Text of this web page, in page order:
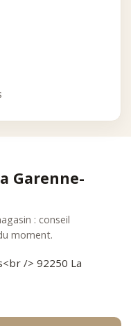
Garenne-
: conseil
moment.
/> 92250 La